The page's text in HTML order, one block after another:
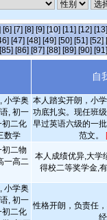
[6] [7] [8] [9] [10] [11] [12] [13]
[47] [48] [49] [50] [51] [52]
[85] [86] [87] [88] [89] [90] [91]
自
小学奥
, 初一
初二化
数学
本人踏实开朗，小
功底扎实。现任班
早过英语六级的一
范文。
二物
一高二
本人成绩优异,大学
得校二等奖学金,
小学奥
, 初一
初二化
性格开朗，负责任
经